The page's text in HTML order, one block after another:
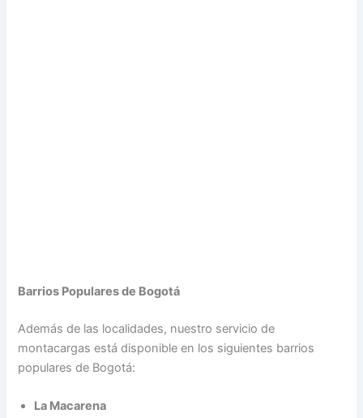
Barrios Populares de Bogotá
Además de las localidades, nuestro servicio de
montacargas está disponible en los siguientes barrios
populares de Bogotá:
La Macarena